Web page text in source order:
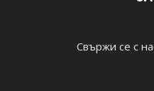
Свържи се с